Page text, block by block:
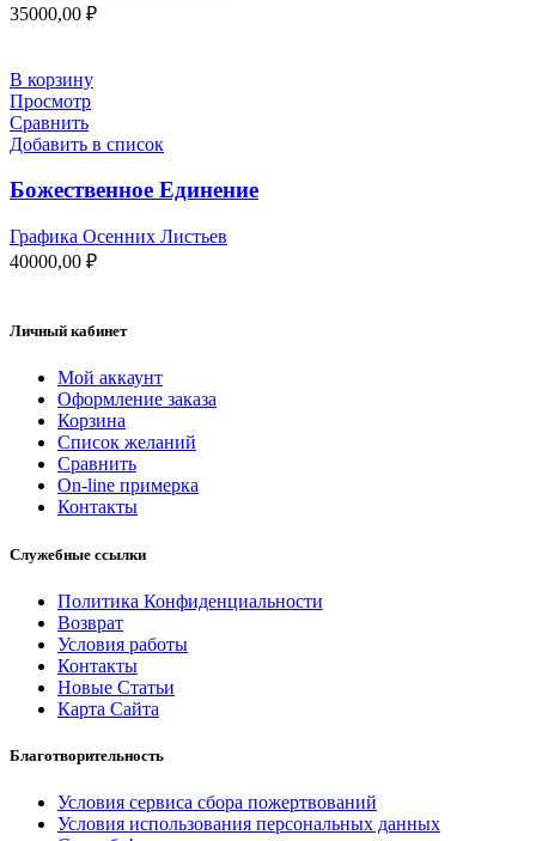
35000,00 ₽
В корзину
Просмотр
Сравнить
Добавить в список
Божественное Единение
Графика Осенних Листьев
40000,00 ₽
Личный кабинет
Мой аккаунт
Оформление заказа
Корзина
Список желаний
Сравнить
On-line примерка
Контакты
Служебные ссылки
Политика Конфиденциальности
Возврат
Условия работы
Контакты
Новые Статьи
Карта Сайта
Благотворительность
Условия сервиса сбора пожертвований
Условия использования персональных данных